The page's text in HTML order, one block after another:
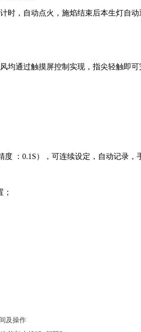
时，自动点火，施焰结束后本生灯自
均通过触摸屏控制实现，指尖轻触即
：0.1S），可连续设定，自动记录，
及操作